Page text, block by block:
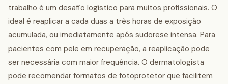
trabalho é um desafio logístico para muitos profissionais. O
ideal é reaplicar a cada duas a três horas de exposição
acumulada, ou imediatamente após sudorese intensa. Para
pacientes com pele em recuperação, a reaplicação pode
ser necessária com maior frequência. O dermatologista
pode recomendar formatos de fotoprotetor que facilitem